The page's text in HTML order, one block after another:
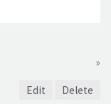
»
Edit Delete